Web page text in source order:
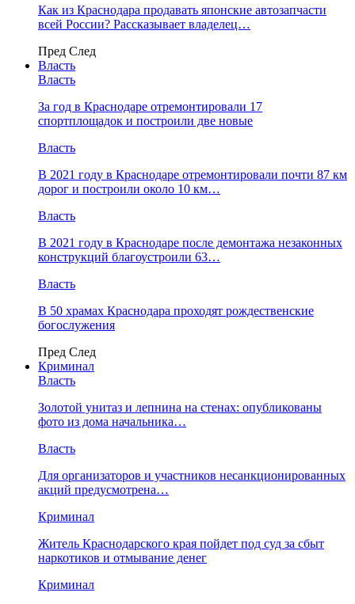
Как из Краснодара продавать японские автозапчасти
всей России? Рассказывает владелец…
Пред След
Власть
Власть
За год в Краснодаре отремонтировали 17
спортплощадок и построили две новые
Власть
В 2021 году в Краснодаре отремонтировали почти 87 км
дорог и построили около 10 км…
Власть
В 2021 году в Краснодаре после демонтажа незаконных
конструкций благоустроили 63…
Власть
В 50 храмах Краснодара проходят рождественские
богослужения
Пред След
Криминал
Власть
​Золотой унитаз и лепнина на стенах: опубликованы
фото из дома начальника…
Власть
Для организаторов и участников несанкционированных
акций предусмотрена…
Криминал
Житель Краснодарского края пойдет под суд за сбыт
наркотиков и отмывание денег
Криминал